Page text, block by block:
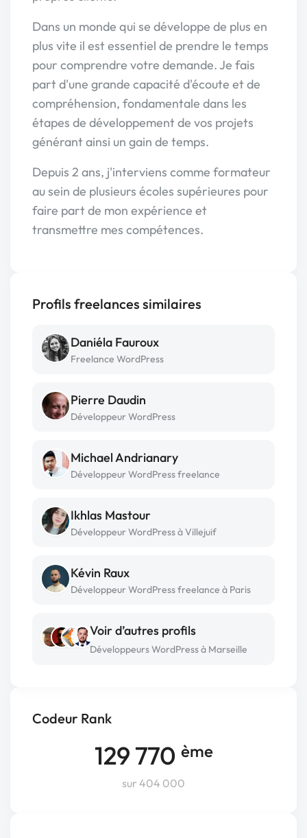
Codeur Rank
129 770 ème
sur 404 000
Dans un monde qui se développe de plus en
plus vite il est essentiel de prendre le temps
pour comprendre votre demande. Je fais
part d'une grande capacité d'écoute et de
compréhension, fondamentale dans les
étapes de développement de vos projets
générant ainsi un gain de temps.
Depuis 2 ans, j'interviens comme formateur
au sein de plusieurs écoles supérieures pour
faire part de mon expérience et
transmettre mes compétences.
Profils freelances similaires
Daniéla Fauroux
Freelance WordPress
Pierre Daudin
Développeur WordPress
Michael Andrianary
Développeur WordPress freelance
Ikhlas Mastour
Développeur WordPress à Villejuif
Kévin Raux
Développeur WordPress freelance à Paris
Voir d’autres profils
Développeurs WordPress à Marseille